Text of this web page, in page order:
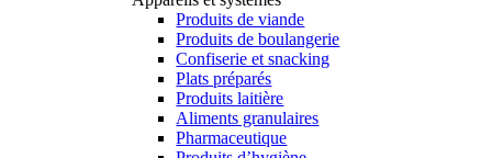
Produits de viande
Produits de boulangerie
Confiserie et snacking
Plats préparés
Produits laitière
Aliments granulaires
Pharmaceutique